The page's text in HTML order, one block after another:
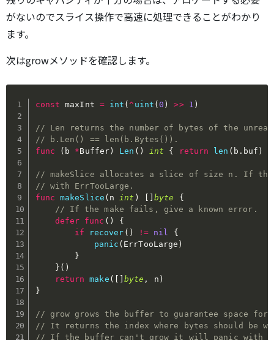
がないのでスライス操作で高速に処理できることがわかり
ます。
次はgrowメソッドを確認します。
const maxInt = int (^ uint (0 ) >> 1 )
// Len returns the number of bytes of the
// b.Len() == len(b.Bytes()).
func
( b *Buffer ) Len ( ) int { return len ( b . buf )
// makeSlice allocates a slice of size n. If
// with ErrTooLarge.
func
makeSlice ( n int ) byte
{
// If the make fails, give a known error.
defer func ( )
{
if
recover ( ) != nil
{
panic ( ErrTooLarge )
}
} ( )
return
make ( byte , n )
}
// grow grows the buffer to guarantee space for
// It returns the index where bytes should be
// If the buffer can't grow it will panic with